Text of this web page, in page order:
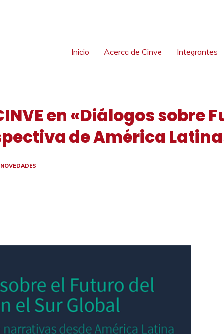
Inicio Acerca de Cinve Integrantes
en «Diálogos sobre
de América
NOVEDADES